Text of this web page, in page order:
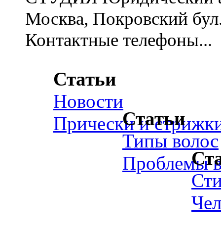
Москва, Покровский
Контактные телефоны...
Статьи
Новости
Прически иСтатьи
Типы волос
Проблемы